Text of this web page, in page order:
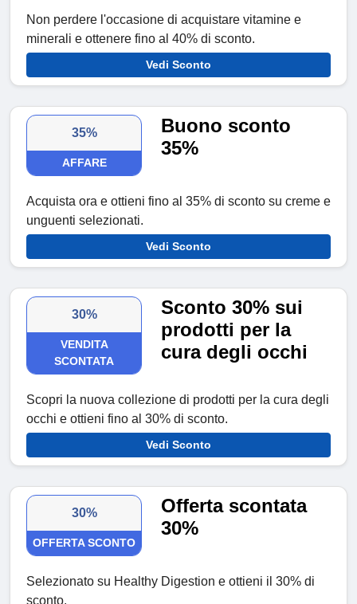
Non perdere l'occasione di acquistare vitamine e
minerali e ottenere fino al 40% di sconto.
Vedi Sconto
35%
AFFARE
Buono sconto
35%
Acquista ora e ottieni fino al 35% di sconto su creme e
unguenti selezionati.
Vedi Sconto
30%
VENDITA
SCONTATA
Sconto 30% sui
prodotti per la
cura degli occhi
Scopri la nuova collezione di prodotti per la cura degli
occhi e ottieni fino al 30% di sconto.
Vedi Sconto
30%
OFFERTA SCONTO
Offerta scontata
30%
Selezionato su Healthy Digestion e ottieni il 30% di
sconto.